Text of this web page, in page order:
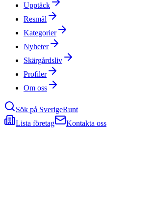
Upptäck
Resmål
Kategorier
Nyheter
Skärgårdsliv
Profiler
Om oss
Sök på SverigeRunt
Lista företag
Kontakta oss